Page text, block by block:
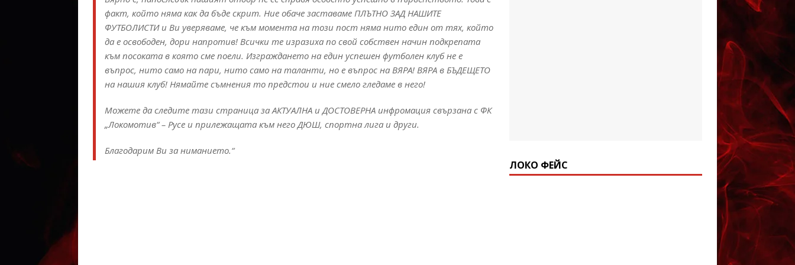
факт, който няма как да бъде скрит. Ние обаче заставаме ПЛЪТНО ЗАД НАШИТЕ
ФУТБОЛИСТИ и Ви уверяваме, че към момента на този пост няма нито един от тях, който
да е освободен, дори напротив! Всички те изразиха по свой собствен начин подкрепата
към посоката в която сме поели. Изграждането на един успешен футболен клуб не е
въпрос, нито само на пари, нито само на таланти, но е въпрос на ВЯРА! ВЯРА в БЪДЕЩЕТО
на нашия клуб! Нямайте съмнения то предстои и ние смело гледаме в него!
Можете да следите тази страница за АКТУАЛНА и ДОСТОВЕРНА инфромация свързана с ФК
„Локомотив“ – Русе и прилежащата към него ДЮШ, спортна лига и други.
Благодарим Ви за ниманието.“
ЛОКО ФЕЙС